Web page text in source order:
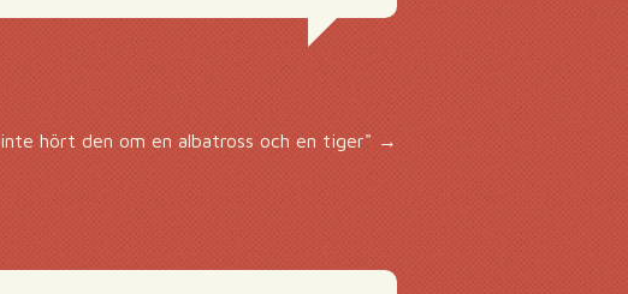
inte hört den om en albatross och en tiger" →